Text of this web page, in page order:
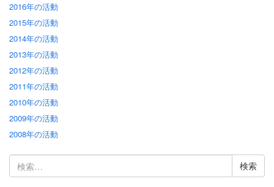
2016年の活動
2015年の活動
2014年の活動
2013年の活動
2012年の活動
2011年の活動
2010年の活動
2009年の活動
2008年の活動
索: